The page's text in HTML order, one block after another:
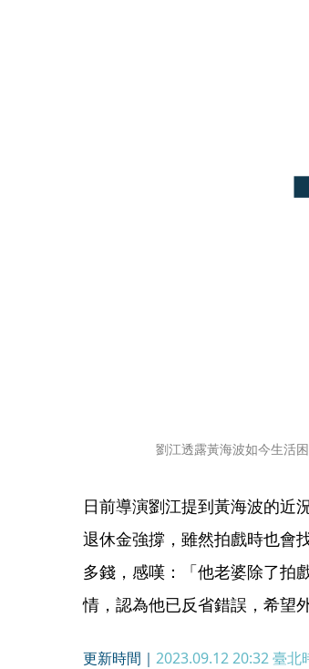
劉江透露黃海波如今生活
日前導演劉江提到黃海波的近
退休金強撐，雖然拍戲時也會
多錢，感嘆：「他老婆除了拍
情，認為他已反省錯誤，希望
更新時間｜ 2023.09.12 20:32臺北